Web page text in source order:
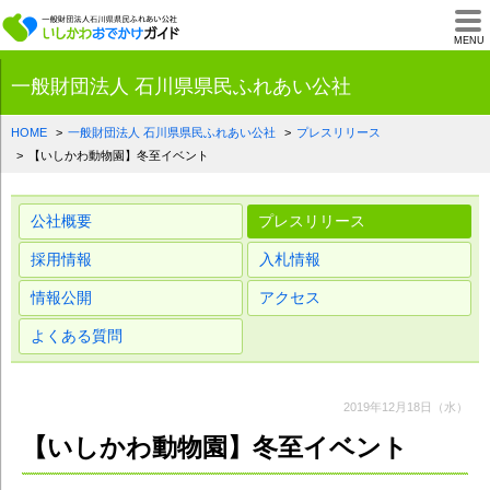
MENU
一般財団法人石川
一般財団法人 石川県県民ふれあい公社
HOME 一般財団法人 石川県県民ふれあい公社
プレスリリース
【いしかわ動物園】冬至イベント
公社概要 プレスリリース
採用情報 入札情報
情報公開 アクセス
よくある質問
2019年12月18日（水）
【いしかわ動物園】冬至イベント